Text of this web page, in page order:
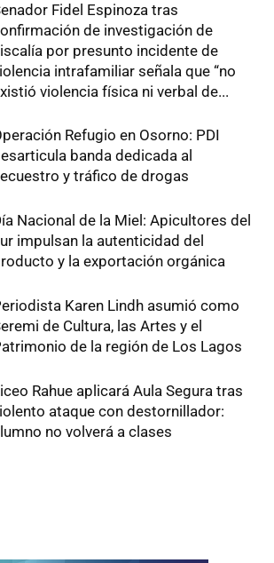
Fidel Espinoza tras
de investigación de
por presunto incidente de
intrafamiliar señala que “no
violencia física ni verbal de...
Refugio en Osorno: PDI
banda dedicada al
y tráfico de drogas
Nacional de la Miel: Apicultores del
impulsan la autenticidad del
y la exportación orgánica
Karen Lindh asumió como
de Cultura, las Artes y el
de la región de Los Lagos
Rahue aplicará Aula Segura tras
ataque con destornillador:
no volverá a clases